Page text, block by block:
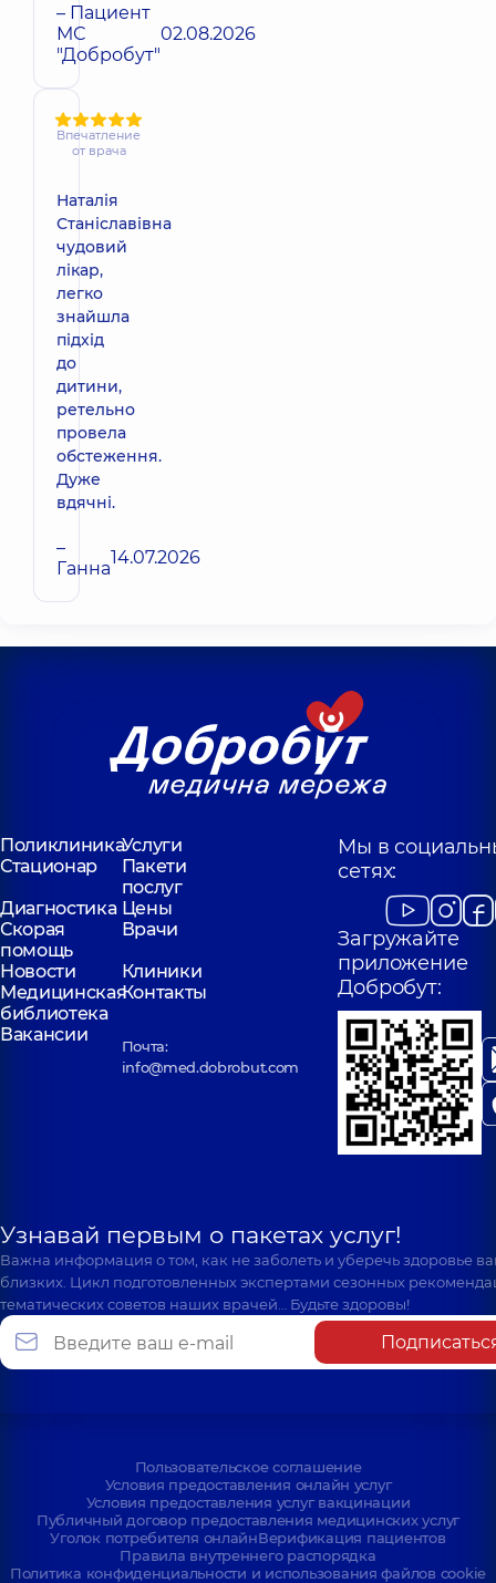
– Пациент
МС
"Добробут"
02.08.2026
Впечатление
от врача
Наталія
Станіславівна
чудовий
лікар,
легко
знайшла
підхід
до
дитини,
ретельно
провела
обстеження.
Дуже
вдячні.
–
Ганна14.07.2026
ПоликлиникаУслуги
Стационар
Пакети
послуг
Диагностика Цены
Скорая
помощь
Врачи
Новости
Клиники
Медицинская
библиотека
Контакты
Вакансии
Почта:
info@med.dobrobut.com
Мы в
сетях:
Загружайте
приложение
Добробут:
Узнавай первым о пакетах услуг!
Важна информация о том, как не заболеть и уберечь здоровье
близких. Цикл подготовленных экспертами сезонных
тематических советов наших врачей… Будьте здоровы!
Пользовательское соглашение
Условия предоставления онлайн услуг
Условия предоставления услуг вакцинации
Публичный договор предоставления медицинских услуг
Уголок потребителя онлайнВерификация пациентов
Правила внутреннего распорядка
Политика конфиденциальности и использования файлов cookie